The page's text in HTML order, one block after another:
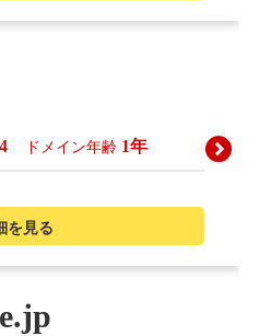
を見る
ドメイン年齢 1年